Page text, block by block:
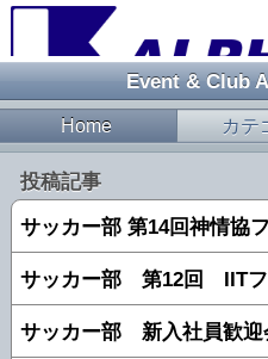
Event & Club
Home カテ
投稿記事
サッカー部 第14回神情協
サッカー部 第12回 IITフ
サッカー部 新入社員歓